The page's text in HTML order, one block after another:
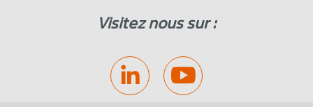
Visitez nous sur :